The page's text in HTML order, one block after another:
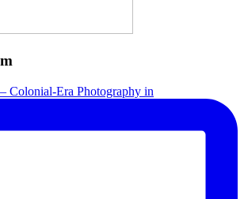
Colonial-Era Photography in